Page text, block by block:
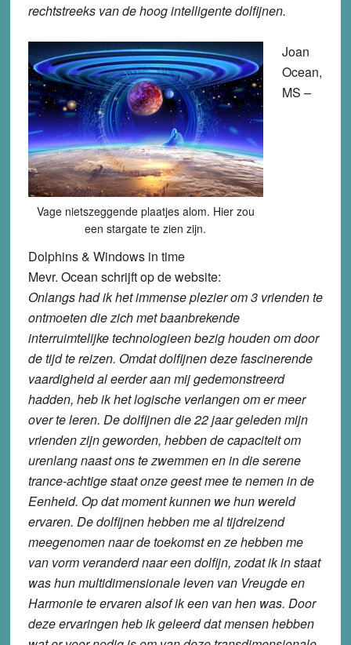
rechtstreeks van de hoog intelligente dolfijnen.
Vage nietszeggende plaatjes alom. Hier zou
een stargate te zien zijn.
Joan
Ocean,
MS –
Dolphins & Windows in time
Mevr. Ocean schrijft op de website:
Onlangs had ik het immense plezier om 3 vrienden te
ontmoeten die zich met baanbrekende
interruimtelijke technologieen bezig houden om door
de tijd te reizen. Omdat dolfijnen deze fascinerende
vaardigheid al eerder aan mij gedemonstreerd
hadden, heb ik het logische verlangen om er meer
over te leren. De dolfijnen die 22 jaar geleden mijn
vrienden zijn geworden, hebben de capaciteit om
urenlang naast ons te zwemmen en in die serene
trance-achtige staat onze geest mee te nemen in de
Eenheid. Op dat moment kunnen we hun wereld
ervaren. De dolfijnen hebben me al tijdreizend
meegenomen naar de toekomst en ze hebben me
van vorm veranderd naar een dolfijn, zodat ik in staat
was hun multidimensionale leven van Vreugde en
Harmonie te ervaren alsof ik een van hen was. Door
deze ervaringen heb ik geleerd dat mensen hebben